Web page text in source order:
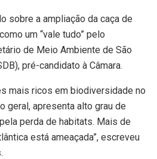
sobre a ampliação da caça de
um “vale tudo” pelo
de Meio Ambiente de São
pré-candidato à Câmara.
mais ricos em biodiversidade no
geral, apresenta alto grau de
perda de habitats. Mais de
está ameaçada”, escreveu